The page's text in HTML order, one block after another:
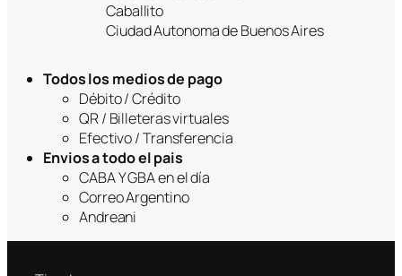
Caballito
Ciudad Autonoma de Buenos Aires
Todos los medios de pago
Débito / Crédito
QR / Billeteras virtuales
Efectivo / Transferencia
Envios a todo el pais
CABA Y GBA en el día
Correo Argentino
Andreani